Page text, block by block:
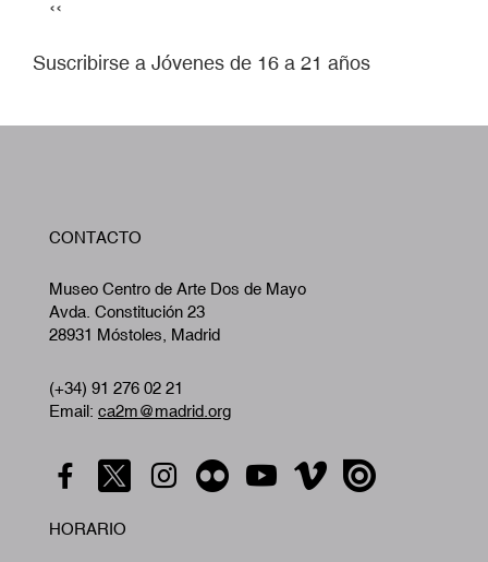
Página
‹‹
Suscribirse a Jóvenes de 16 a 21 años
CONTACTO
Museo Centro de Arte Dos de Mayo
Avda. Constitución 23
28931 Móstoles, Madrid
(+34) 91 276 02 21
Email: ca2m@madrid.org
HORARIO